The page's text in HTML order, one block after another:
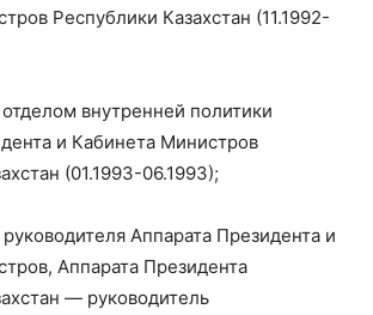
Республики Казахстан (11.1992-
внутренней политики
и Кабинета Министров
(01.1993-06.1993);
Аппарата Президента и
Аппарата Президента
— руководитель